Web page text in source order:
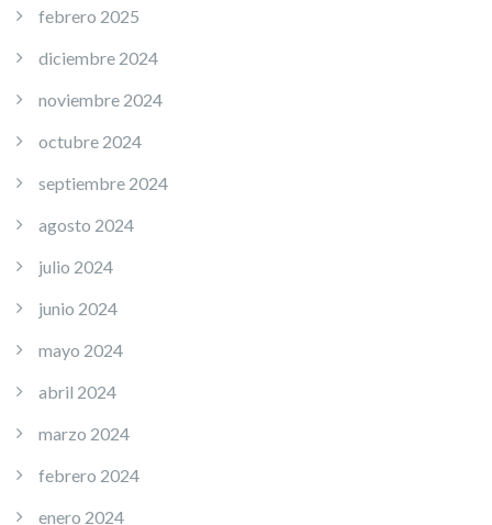
febrero 2025
diciembre 2024
noviembre 2024
octubre 2024
septiembre 2024
agosto 2024
julio 2024
junio 2024
mayo 2024
abril 2024
marzo 2024
febrero 2024
enero 2024